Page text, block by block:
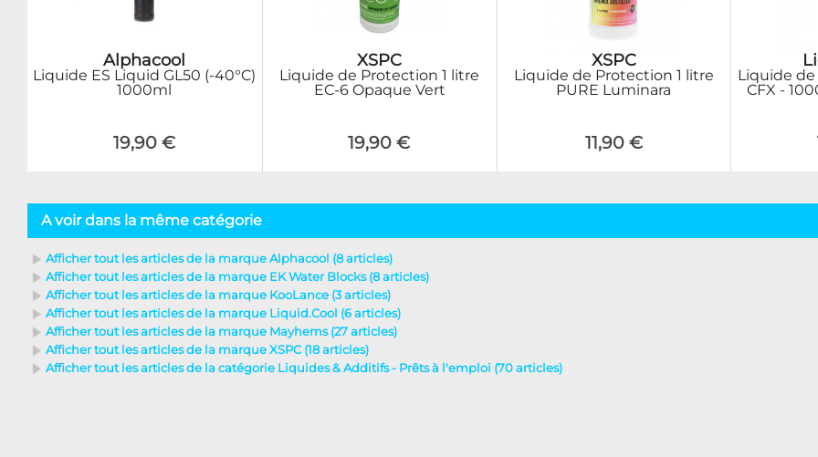
Alphacool
Liquide ES Liquid GL50 (-40°C)
1000ml
19,90 €
XSPC
Liquide de Protection 1 litre
EC-6 Opaque Vert
19,90 €
XSPC
Liquide de Protection 1 litre
PURE Luminara
11,90 €
Liquide
CFX -
A voir dans la même catégorie
Afficher tout les articles de la marque Alphacool (8 articles)
Afficher tout les articles de la marque EK Water Blocks (8 articles)
Afficher tout les articles de la marque KooLance (3 articles)
Afficher tout les articles de la marque Liquid.Cool (6 articles)
Afficher tout les articles de la marque Mayhems (27 articles)
Afficher tout les articles de la marque XSPC (18 articles)
Afficher tout les articles de la catégorie Liquides & Additifs - Prêts à l'emploi (70 articles)